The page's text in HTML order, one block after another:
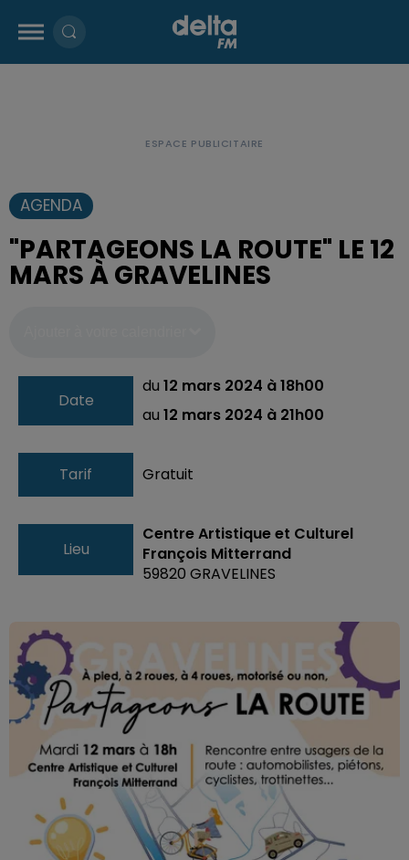
AGENDA
"PARTAGEONS LA ROUTE" LE 12
MARS À GRAVELINES
Date
du 12 mars 2024 à 18h00
au 12 mars 2024 à 21h00
Tarif Gratuit
Lieu
Centre Artistique et Culturel
François Mitterrand
59820 GRAVELINES